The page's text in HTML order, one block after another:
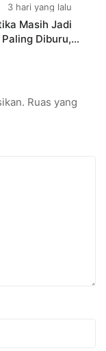
3 hari yang lalu
Masih Jadi
Diburu,
Ruas yang